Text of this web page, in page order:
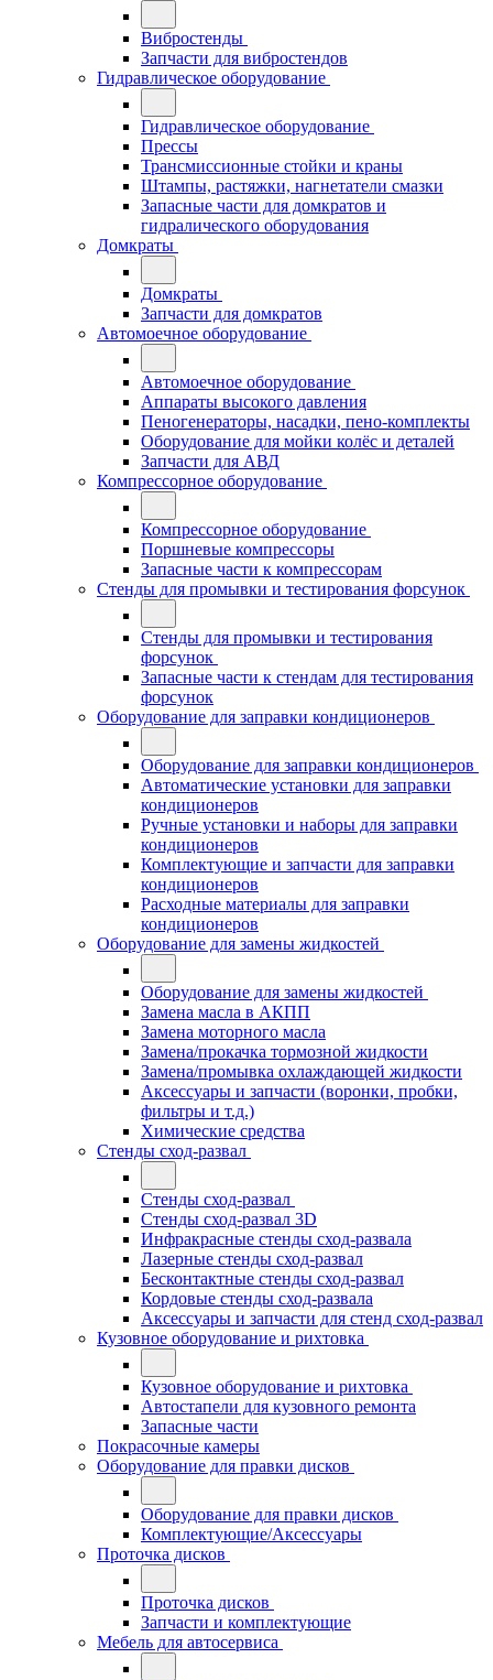
Вибростенды
Запчасти для вибростендов
Гидравлическое оборудование
Гидравлическое оборудование
Прессы
Трансмиссионные стойки и краны
Штампы, растяжки, нагнетатели смазки
Запасные части для домкратов и
гидралического оборудования
Домкраты
Домкраты
Запчасти для домкратов
Автомоечное оборудование
Автомоечное оборудование
Аппараты высокого давления
Пеногенераторы, насадки, пено-комплекты
Оборудование для мойки колёс и деталей
Запчасти для АВД
Компрессорное оборудование
Компрессорное оборудование
Поршневые компрессоры
Запасные части к компрессорам
Стенды для промывки и тестирования форсунок
Стенды для промывки и тестирования
форсунок
Запасные части к стендам для тестирования
форсунок
Оборудование для заправки кондиционеров
Оборудование для заправки кондиционеров
Автоматические установки для заправки
кондиционеров
Ручные установки и наборы для заправки
кондиционеров
Комплектующие и запчасти для заправки
кондиционеров
Расходные материалы для заправки
кондиционеров
Оборудование для замены жидкостей
Оборудование для замены жидкостей
Замена масла в АКПП
Замена моторного масла
Замена/прокачка тормозной жидкости
Замена/промывка охлаждающей жидкости
Аксессуары и запчасти (воронки, пробки,
фильтры и т.д.)
Химические средства
Стенды сход-развал
Стенды сход-развал
Стенды сход-развал 3D
Инфракрасные стенды сход-развала
Лазерные стенды сход-развал
Бесконтактные стенды сход-развал
Кордовые стенды сход-развала
Аксессуары и запчасти для стенд сход-развал
Кузовное оборудование и рихтовка
Кузовное оборудование и рихтовка
Автостапели для кузовного ремонта
Запасные части
Покрасочные камеры
Оборудование для правки дисков
Оборудование для правки дисков
Комплектующие/Аксессуары
Проточка дисков
Проточка дисков
Запчасти и комплектующие
Мебель для автосервиса